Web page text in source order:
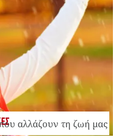
που αλλάζουν τη ζωή μας